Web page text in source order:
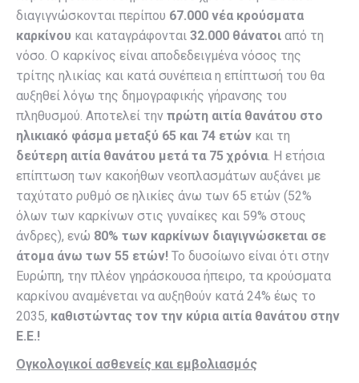
διαγιγνώσκονται περίπου 67.000 νέα κρούσματα
καρκίνου και καταγράφονται 32.000 θάνατοι από τη
νόσο. Ο καρκίνος είναι αποδεδειγμένα νόσος της
τρίτης ηλικίας και κατά συνέπεια η επίπτωσή του θα
αυξηθεί λόγω της δημογραφικής γήρανσης του
πληθυσμού. Αποτελεί την πρώτη αιτία θανάτου στο
ηλικιακό φάσμα μεταξύ 65 και 74 ετών και τη
δεύτερη αιτία θανάτου μετά τα 75 χρόνια. Η ετήσια
επίπτωση των κακοήθων νεοπλασμάτων αυξάνει με
ταχύτατο ρυθμό σε ηλικίες άνω των 65 ετών (52%
όλων των καρκίνων στις γυναίκες και 59% στους
άνδρες), ενώ 80% των καρκίνων διαγιγνώσκεται σε
άτομα άνω των 55 ετών! Το δυσοίωνο είναι ότι στην
Ευρώπη, την πλέον γηράσκουσα ήπειρο, τα κρούσματα
καρκίνου αναμένεται να αυξηθούν κατά 24% έως το
2035, καθιστώντας τον την κύρια αιτία θανάτου στην
Ε.Ε.!
Ογκολογικοί ασθενείς και εμβολιασμός